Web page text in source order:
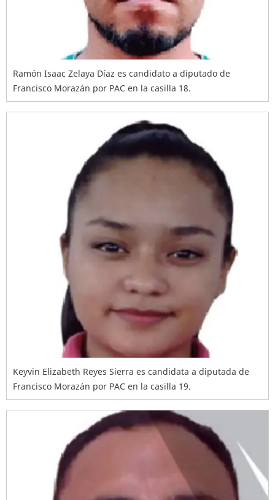
Ramón Isaac Zelaya Díaz es candidato a diputado de
Francisco Morazán por PAC en la casilla 18.
Keyvin Elizabeth Reyes Sierra es candidata a diputada de
Francisco Morazán por PAC en la casilla 19.